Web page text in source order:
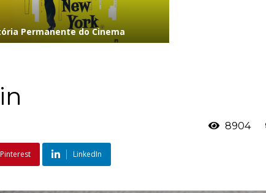
Permanente do Cinema
8904
Pinterest LinkedIn